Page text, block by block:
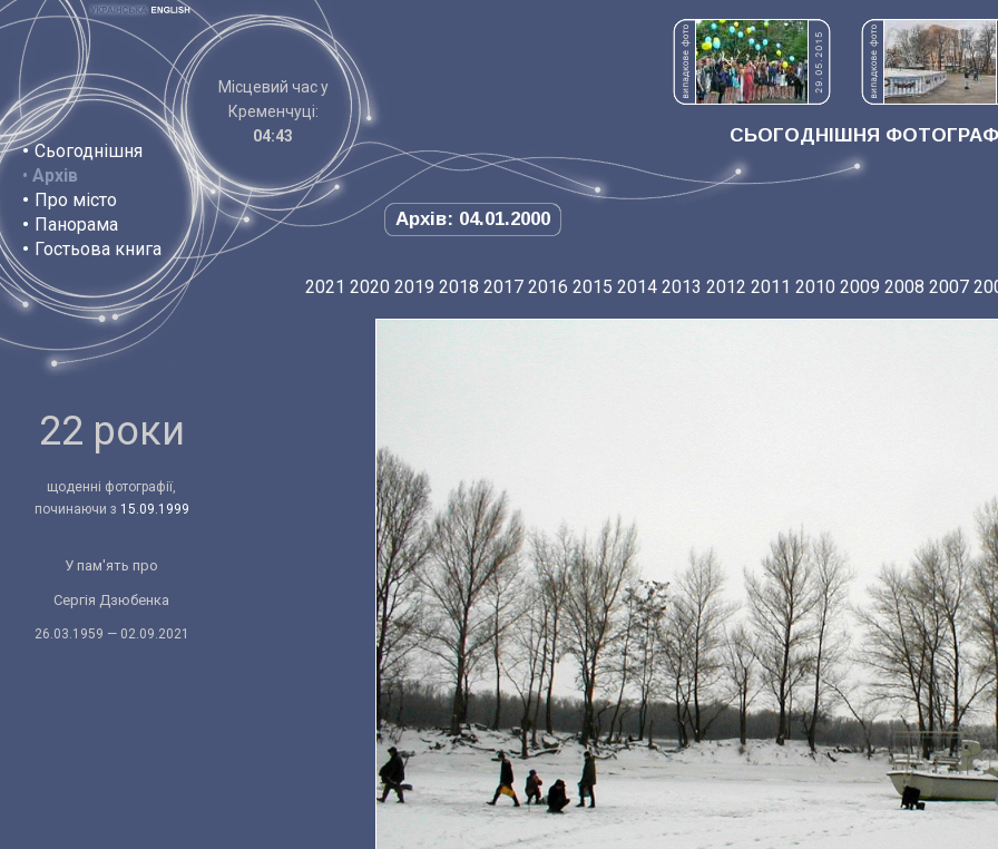
• Сьогоднішня
• Архів
• Про місто
• Панорама
• Гостьова книга
Місцевий час у
Кременчуці:
04:43
СЬОГОДНІШНЯ
Архів: 04.01.2000
22 роки
щоденні фотографії,
починаючи з 15.09.1999
У пам'ять про
Сергія Дзюбенка
26.03.1959 — 02.09.2021
2021 2020 2019 2018 2017 2016 2015 2014 2013 2012 2011 2010 2009 2008 2007